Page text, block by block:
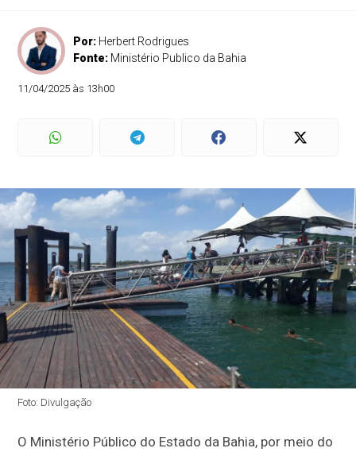
Por: Herbert Rodrigues
Fonte: Ministério Publico da Bahia
11/04/2025 às 13h00
Foto: Divulgação
O Ministério Público do Estado da Bahia, por meio do